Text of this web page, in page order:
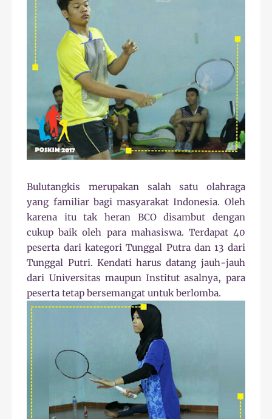
Bulutangkis merupakan salah satu olahraga
yang familiar bagi masyarakat Indonesia. Oleh
karena itu tak heran BCO disambut dengan
cukup baik oleh para mahasiswa. Terdapat 40
peserta dari kategori Tunggal Putra dan 13 dari
Tunggal Putri. Kendati harus datang jauh-jauh
dari Universitas maupun Institut asalnya, para
peserta tetap bersemangat untuk berlomba.